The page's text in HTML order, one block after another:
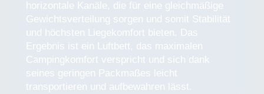
horizontale Kanäle, die für eine gleichmäßige
Gewichtsverteilung sorgen und somit Stabilität
und höchsten Liegekomfort bieten. Das
Ergebnis ist ein Luftbett, das maximalen
Campingkomfort verspricht und sich dank
seines geringen Packmaßes leicht
transportieren und aufbewahren lässt.